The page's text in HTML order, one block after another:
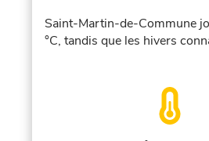
Saint-Martin-de-Commune
°C, tandis que les hivers